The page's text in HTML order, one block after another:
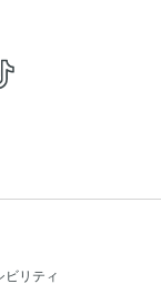
ビリティ